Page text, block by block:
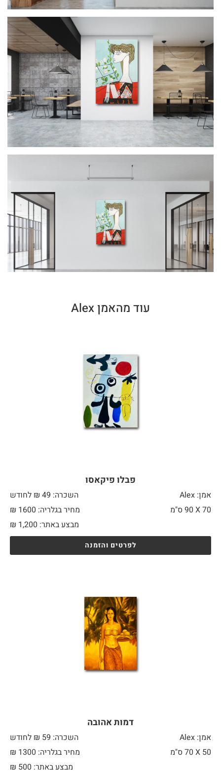
עוד מהאמן Alex
פבלו פיקאסו
אמן: Alex
השכרה: 49 ₪ לחודש
70 X
מחיר בגלריה: 1600 ₪
מבצע באתר:
₪ 1,200
לפרטים והזמנה
דמות אהובה
אמן: Alex
השכרה: 59 ₪ לחודש
50 X
מחיר בגלריה: 1300 ₪
מבצע באתר:
₪ 500